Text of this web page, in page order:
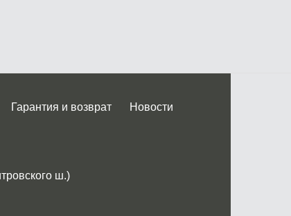
Гарантия и возврат Новости
ш.)